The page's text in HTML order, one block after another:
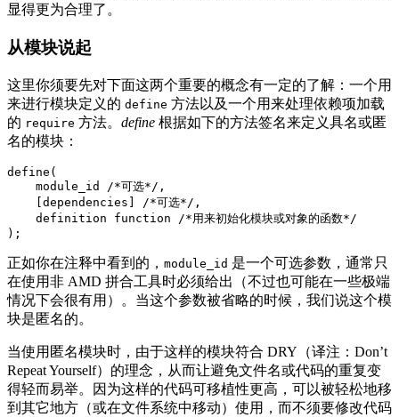
显得更为合理了。
从模块说起
这里你须要先对下面这两个重要的概念有一定的了解：一个用
来进行模块定义的 define 方法以及一个用来处理依赖项加载
的 require 方法。 define 根据如下的方法签名来定义具名或匿
名的模块：
define(
    module_id /*可选*/,
    [dependencies] /*可选*/,
    definition function /*用来初始化模块或对象的函数*/
正如你在注释中看到的， module_id 是一个可选参数，通常只
在使用非 AMD 拼合工具时必须给出（不过也可能在一些极端
情况下会很有用）。当这个参数被省略的时候，我们说这个模
块是匿名的。
当使用匿名模块时，由于这样的模块符合 DRY （译注：Don’t
Repeat Yourself） 的理念，从而让避免文件名或代码的重复变
得轻而易举。因为这样的代码可移植性更高，可以被轻松地移
到其它地方（或在文件系统中移动）使用，而不须要修改代码